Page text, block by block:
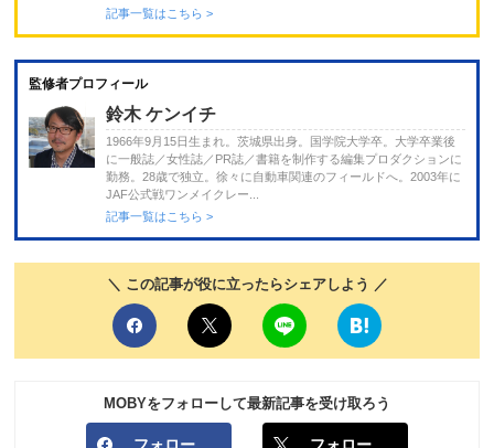
記事一覧はこちら >
監修者プロフィール
鈴木 ケンイチ
1966年9月15日生まれ。茨城県出身。国学院大学卒。大学卒業後
に一般誌／女性誌／PR誌／書籍を制作する編集プロダクションに
勤務。28歳で独立。徐々に自動車関連のフィールドへ。2003年に
JAF公式戦ワンメイクレー...
記事一覧はこちら >
＼ この記事が役に立ったらシェアしよう ／
MOBYをフォローして最新記事を受け取ろう
フォロー フォロー